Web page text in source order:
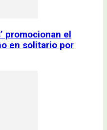
promocionan el
en solitario por